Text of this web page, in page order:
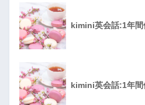
kimini英会話:1年
kimini英会話:1年